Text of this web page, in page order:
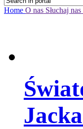
Home O nas Słuchaj nas